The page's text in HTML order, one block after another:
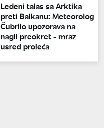
Ledeni talas sa Arktika
preti Balkanu: Meteorolog
Čubrilo upozorava na
nagli preokret - mraz
usred proleća